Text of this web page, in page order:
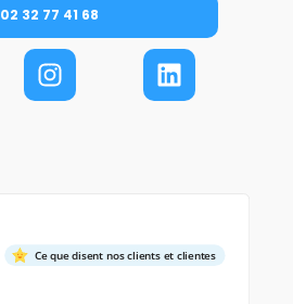
02 32 77 41 68
Ce que disent nos clients et clientes